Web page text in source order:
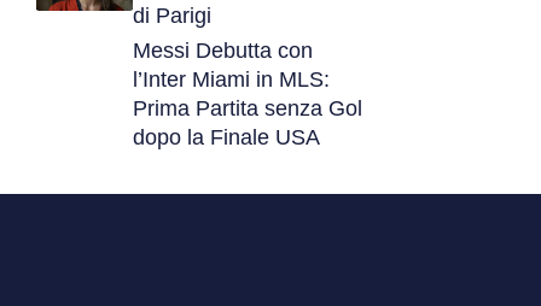
di Parigi
Messi Debutta con
l’Inter Miami in MLS:
Prima Partita senza Gol
dopo la Finale USA